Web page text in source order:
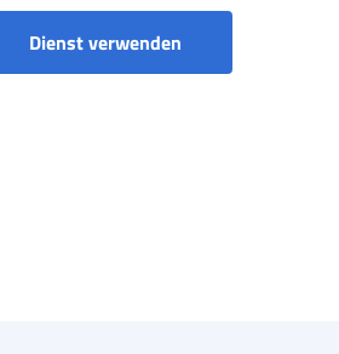
Dienst verwenden